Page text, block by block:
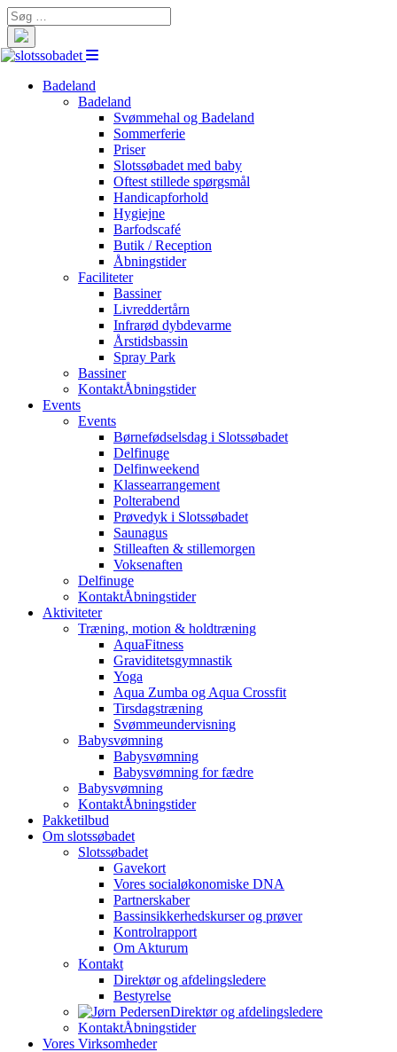
Search
for:
Badeland
Badeland
Svømmehal og Badeland
Sommerferie
Priser
Slotssøbadet med baby
Oftest stillede spørgsmål
Handicapforhold
Hygiejne
Barfodscafé
Butik / Reception
Åbningstider
Faciliteter
Bassiner
Livreddertårn
Infrarød dybdevarme
Årstidsbassin
Spray Park
Bassiner
KontaktÅbningstider
Events
Events
Børnefødselsdag i Slotssøbadet
Delfinuge
Delfinweekend
Klassearrangement
Polterabend
Prøvedyk i Slotssøbadet
Saunagus
Stilleaften & stillemorgen
Voksenaften
Delfinuge
KontaktÅbningstider
Aktiviteter
Træning, motion & holdtræning
AquaFitness
Graviditetsgymnastik
Yoga
Aqua Zumba og Aqua Crossfit
Tirsdagstræning
Svømmeundervisning
Babysvømning
Babysvømning
Babysvømning for fædre
Babysvømning
KontaktÅbningstider
Pakketilbud
Om slotssøbadet
Slotssøbadet
Gavekort
Vores socialøkonomiske DNA
Partnerskaber
Bassinsikkerhedskurser og prøver
Kontrolrapport
Om Akturum
Kontakt
Direktør og afdelingsledere
Bestyrelse
Direktør og afdelingsledere
KontaktÅbningstider
Vores Virksomheder